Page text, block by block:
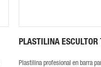
PLASTILINA ESCULTOR
Plastilina profesional en barra